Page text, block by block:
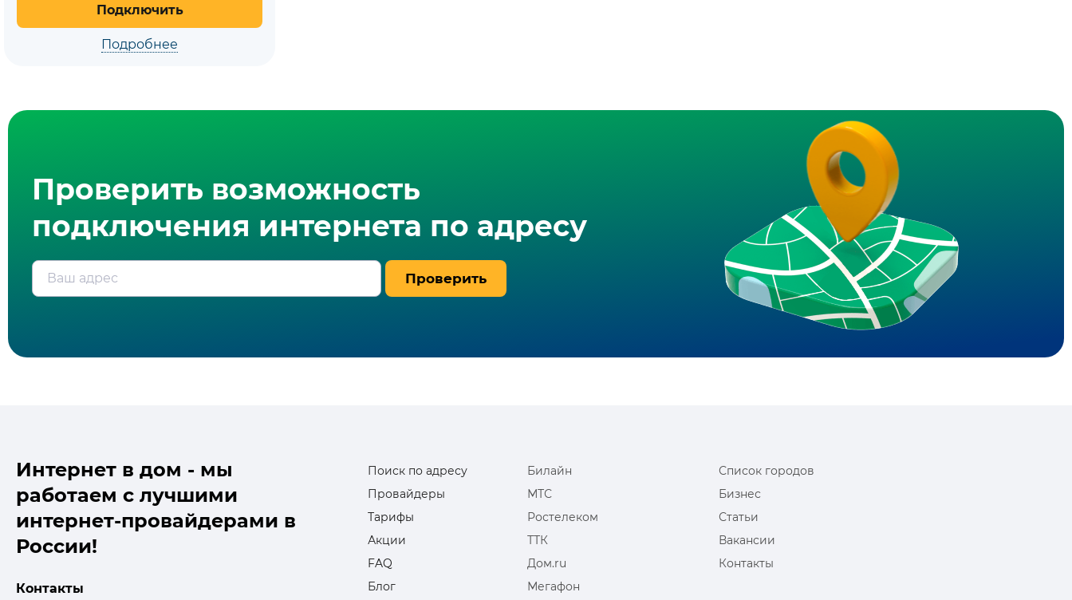
Подключить
Подробнее
Проверить возможность
подключения интернета по адресу
Ваш адрес Проверить
Интернет в дом - мы
работаем с лучшими
интернет-провайдерами в
России!
Контакты
Поиск по адресу
Провайдеры
Тарифы
Акции
FAQ
Блог
Билайн
МТС
Ростелеком
ТТК
Дом.ru
Мегафон
Список городов
Бизнес
Статьи
Вакансии
Контакты